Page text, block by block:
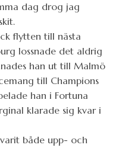
dag drog jag
flytten till nästa
lossnade det aldrig
han ut till Malmö
till Champions
han i Fortuna
klarade sig kvar i
både upp- och